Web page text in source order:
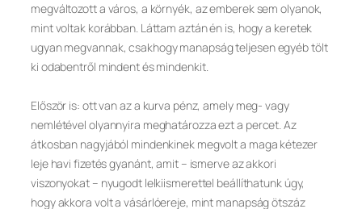
megváltozott a város, a környék, az emberek sem olyanok,
mint voltak korábban. Láttam aztán én is, hogy a keretek
ugyan megvannak, csakhogy manapság teljesen egyéb tölt
ki odabentről mindent és mindenkit.
Először is: ott van az a kurva pénz, amely meg- vagy
nemlétével olyannyira meghatározza ezt a percet. Az
átkosban nagyjából mindenkinek megvolt a maga kétezer
leje havi fizetés gyanánt, amit – ismerve az akkori
viszonyokat – nyugodt lelkiismerettel beállíthatunk úgy,
hogy akkora volt a vásárlóereje, mint manapság ötszáz